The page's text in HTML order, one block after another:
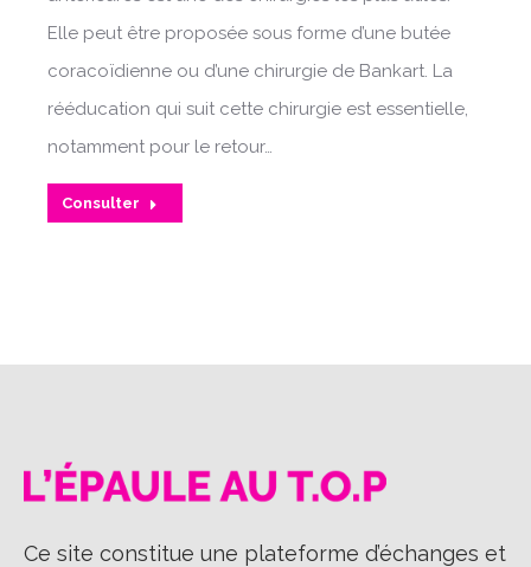
Elle peut être proposée sous forme d’une butée
coracoïdienne ou d’une chirurgie de Bankart. La
rééducation qui suit cette chirurgie est essentielle,
notamment pour le retour…
Consulter
Ce site constitue une plateforme d’échanges et